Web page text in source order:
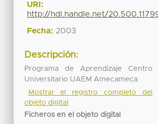
URI:
http://hdl.handle.net/
Fecha: 2003
Descripción:
Programa de Aprendizaje Centro
Universitario UAEM Amecameca
Mostrar el registro completo del
objeto digital
Ficheros en el objeto digital